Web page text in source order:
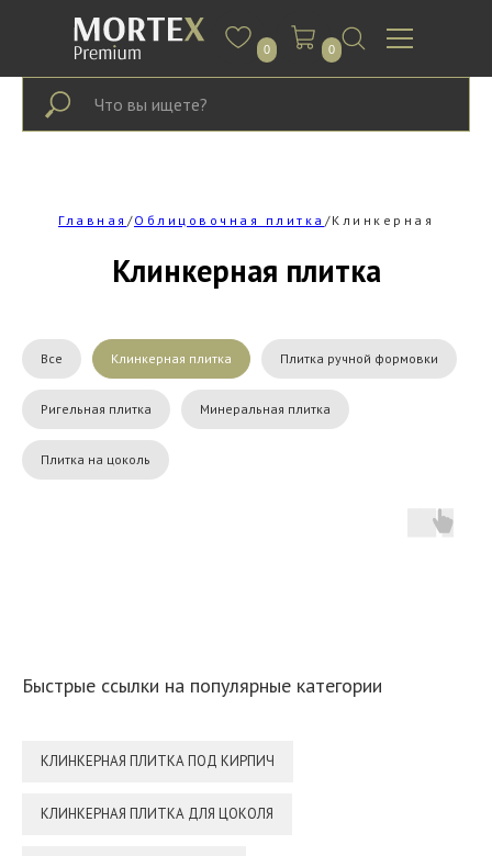
0 0
Главная /Облицовочная плитка /Клинкерная
Клинкерная плитка
Все Клинкерная плитка Плитка ручной формовки
Ригельная плитка Минеральная плитка
Плитка на цоколь
Быстрые ссылки на популярные категории
КЛИНКЕРНАЯ ПЛИТКА ПОД КИРПИЧ
КЛИНКЕРНАЯ ПЛИТКА ДЛЯ ЦОКОЛЯ